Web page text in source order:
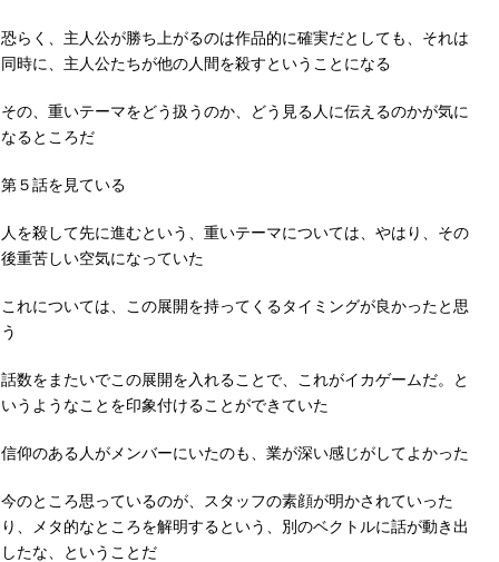
恐らく、主人公が勝ち上がるのは作品的に確実だとしても、それは
同時に、主人公たちが他の人間を殺すということになる
その、重いテーマをどう扱うのか、どう見る人に伝えるのかが気に
なるところだ
第５話を見ている
人を殺して先に進むという、重いテーマについては、やはり、その
後重苦しい空気になっていた
これについては、この展開を持ってくるタイミングが良かったと思
う
話数をまたいでこの展開を入れることで、これがイカゲームだ。と
いうようなことを印象付けることができていた
信仰のある人がメンバーにいたのも、業が深い感じがしてよかった
今のところ思っているのが、スタッフの素顔が明かされていった
り、メタ的なところを解明するという、別のベクトルに話が動き出
したな、ということだ